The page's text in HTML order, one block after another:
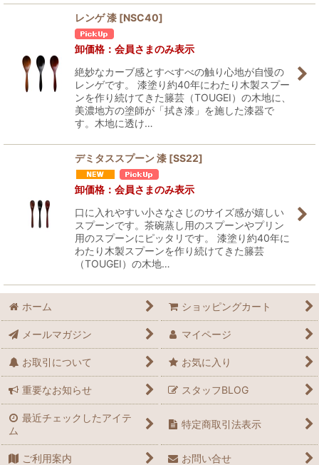
レンゲ 漆 [NSC40]
卸価格：会員さまのみ表示
絶妙なカーブ感とすべすべの触り心地が自慢の
レンゲです。 漆塗り約40年にわたり木製スプー
ンを作り続けてきた籐芸（TOUGEI）の木地に、
美濃地方の塗師が「拭き漆」を施した漆器で
す。木地に透け…
デミタススプーン 漆 [SS22]
卸価格：会員さまのみ表示
口に入れやすい小さなさじのサイズ感が嬉しい
スプーンです。茶碗蒸し用のスプーンやプリン
用のスプーンにピッタリです。 漆塗り約40年に
わたり木製スプーンを作り続けてきた籐芸
（TOUGEI）の木地…
ホーム ショッピングカート
メールマガジン マイページ
お取引について お気に入り
重要なお知らせ スタッフBLOG
最近チェックしたアイテ
ム
特定商取引法表示
ご利用案内 お問い合せ